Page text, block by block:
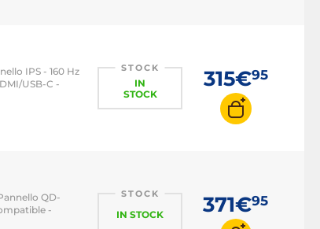
IPS - 160 Hz
USB-C -
STOCK
IN
STOCK
315€95
QD-
-
STOCK
IN STOCK 371€95